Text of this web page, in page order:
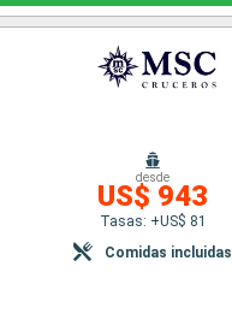
desde
US$ 943
Tasas: +US$ 81
Comidas incluidas